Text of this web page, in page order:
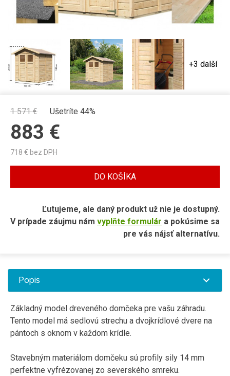
+3 další
1 571€ Ušetríte 44%
883 €
718 € bez DPH
DO KOŠÍKA
Ľutujeme, ale daný produkt už nie je dostupný.
V prípade záujmu nám vyplňte formulár a pokúsime sa
pre vás nájsť alternatívu.
Popis
Základný model dreveného domčeka pre vašu záhradu.
Tento model má sedlovú strechu a dvojkrídlové dvere na
pántoch s oknom v každom krídle.
Stavebným materiálom domčeku sú profily sily 14 mm
perfektne vyfrézovanej zo severského smreku.